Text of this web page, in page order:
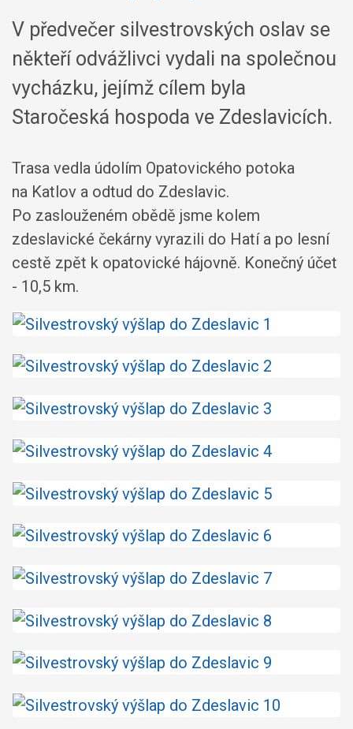
V předvečer silvestrovských oslav se
někteří odvážlivci vydali na společnou
vycházku, jejímž cílem byla
Staročeská hospoda ve Zdeslavicích.
Trasa vedla údolím Opatovického potoka
na Katlov a odtud do Zdeslavic.
Po zaslouženém obědě jsme kolem
zdeslavické čekárny vyrazili do Hatí a po lesní
cestě zpět k opatovické hájovně. Konečný účet
- 10,5 km.